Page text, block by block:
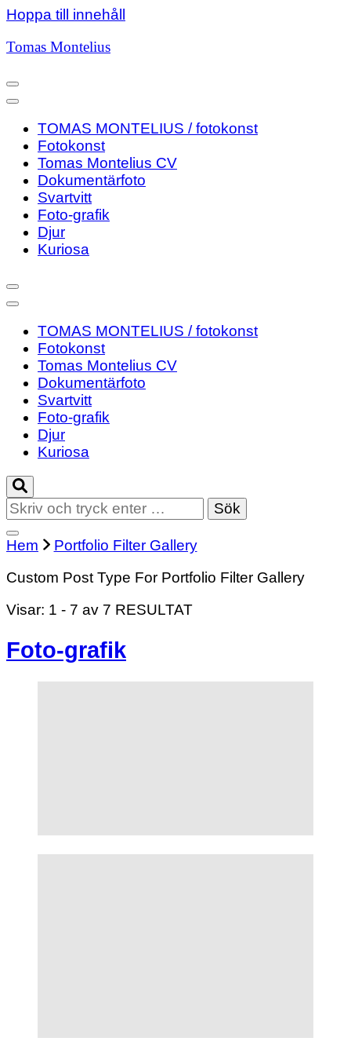
Hoppa till innehåll
Tomas Montelius
TOMAS MONTELIUS / fotokonst
Fotokonst
Tomas Montelius CV
Dokumentärfoto
Svartvitt
Foto-grafik
Djur
Kuriosa
TOMAS MONTELIUS / fotokonst
Fotokonst
Tomas Montelius CV
Dokumentärfoto
Svartvitt
Foto-grafik
Djur
Kuriosa
Letar
du
efter
något?
Hem
Portfolio Filter Gallery
Custom Post Type For Portfolio Filter Gallery
Visar: 1 - 7 av 7 RESULTAT
Foto-grafik